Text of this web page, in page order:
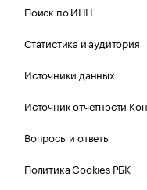
Поиск по ИНН
Статистика и аудитория
Источники данных
Источник отчетности
Вопросы и ответы
Политика Cookies РБК